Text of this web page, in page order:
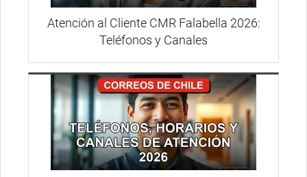
Atención al Cliente CMR Falabella 2026:
Teléfonos y Canales